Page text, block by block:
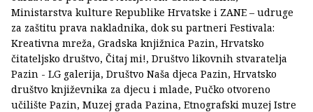
Ministarstva kulture Republike Hrvatske i ZANE – udruge
za zaštitu prava nakladnika, dok su partneri Festivala:
Kreativna mreža, Gradska knjižnica Pazin, Hrvatsko
čitateljsko društvo, Čitaj mi!, Društvo likovnih stvaratelja
Pazin - LG galerija, Društvo Naša djeca Pazin, Hrvatsko
društvo književnika za djecu i mlade, Pučko otvoreno
učilište Pazin, Muzej grada Pazina, Etnografski muzej Istre